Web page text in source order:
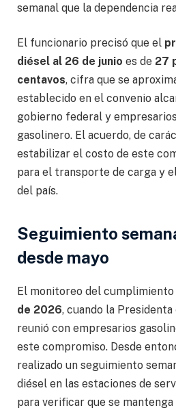
semanal que la dependencia
El funcionario precisó que el
diésel al 26 de junio es de 27
centavos, cifra que se
establecido en el convenio
gobierno federal y
gasolinero. El acuerdo, de
estabilizar el costo de este
para el transporte de carga y
del país.
Seguimiento
desde mayo
El monitoreo del
de 2026, cuando la
reunió con empresarios
este compromiso. Desde
realizado un seguimiento
diésel en las estaciones de
para verificar que se